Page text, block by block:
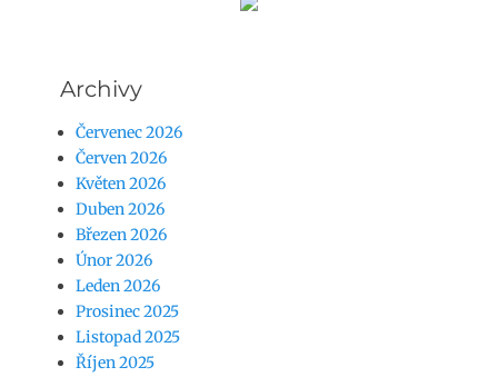
Archivy
Červenec 2026
Červen 2026
Květen 2026
Duben 2026
Březen 2026
Únor 2026
Leden 2026
Prosinec 2025
Listopad 2025
Říjen 2025